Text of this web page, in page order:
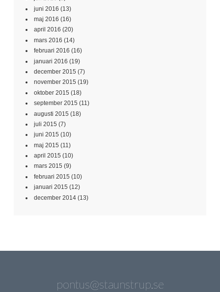
juni 2016 (13)
maj 2016 (16)
april 2016 (20)
mars 2016 (14)
februari 2016 (16)
januari 2016 (19)
december 2015 (7)
november 2015 (19)
oktober 2015 (18)
september 2015 (11)
augusti 2015 (18)
juli 2015 (7)
juni 2015 (10)
maj 2015 (11)
april 2015 (10)
mars 2015 (9)
februari 2015 (10)
januari 2015 (12)
december 2014 (13)
pontus@staunstrup.se